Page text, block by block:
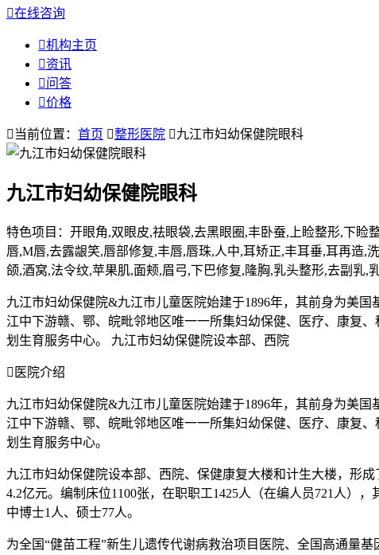
在线咨询
机构主页
资讯
问答
价格
 当前位置： 首页 整形医院 九江市妇幼保健院眼科
九江市妇幼保健院眼科
特色项目：开眼角,双眼皮,祛眼袋,去黑眼圈,丰卧蚕,上睑整形,下
唇,M唇,去露龈笑,唇部修复,丰唇,唇珠,人中,耳矫正,丰耳垂,耳再造,
颌,酒窝,法令纹,苹果肌,面颊,眉弓,下巴修复,隆胸,乳头整形,去副乳,
九江市妇幼保健院&九江市儿童医院始建于1896年，其前身为美
江中下游赣、鄂、皖毗邻地区唯一一所集妇幼保健、医疗、康复
划生育服务中心。 九江市妇幼保健院设本部、西院
 医院介绍
九江市妇幼保健院&九江市儿童医院始建于1896年，其前身为美
江中下游赣、鄂、皖毗邻地区唯一一所集妇幼保健、医疗、康复
划生育服务中心。
九江市妇幼保健院设本部、西院、保健康复大楼和计生大楼，形
4.2亿元。编制床位1100张，在职职工1425人（在编人员721人）
中博士1人、硕士77人。
为全国“健苗工程”新生儿遗传代谢病救治项目医院、全国高通量